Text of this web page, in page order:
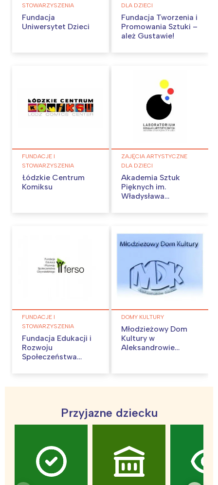
STOWARZYSZENIA
Fundacja
Uniwersytet Dzieci
DLA DZIECI
Fundacja Tworzenia i
Promowania Sztuki –
ależ Gustawie!
FUNDACJE I
STOWARZYSZENIA
Łódzkie Centrum
Komiksu
ZAJĘCIA ARTYSTYCZNE
DLA DZIECI
Akademia Sztuk
Pięknych im.
Władysława
Działań
Artystycznych
FUNDACJE I
STOWARZYSZENIA
Fundacja Edukacji i
Rozwoju
Społeczeństwa
DOMY KULTURY
Młodzieżowy Dom
Kultury w
Aleksandrowie
Przyjazne dziecku
Wybieram